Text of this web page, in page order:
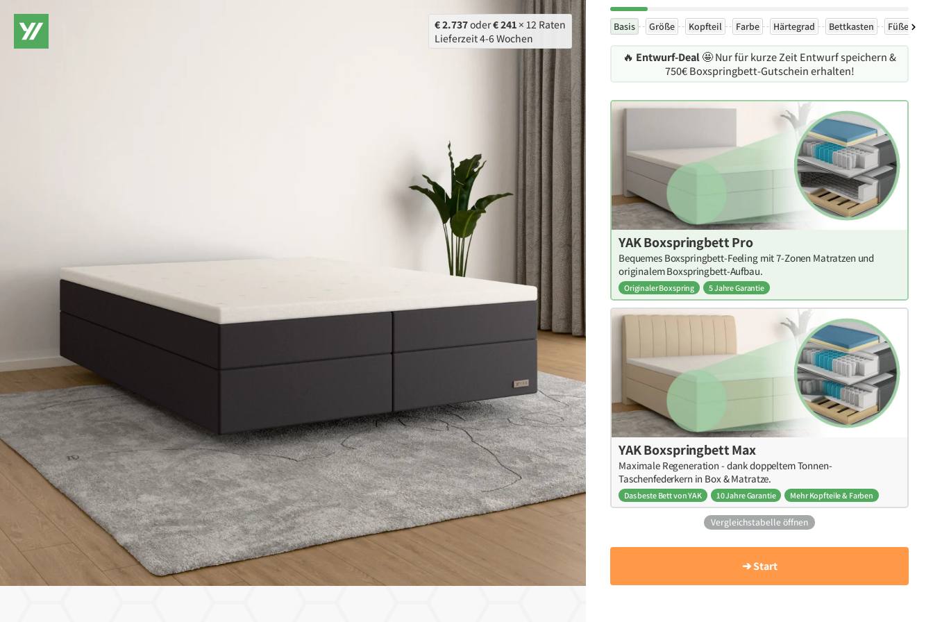
€ 2.737oder€ 241 × 12 Raten
Lieferzeit 4-6 Wochen
Basis Größe Kopfteil Farbe Härtegrad Bettkasten Füße
🔥 Entwurf-Deal🤩 Nur für kurze Zeit Entwurf speichern &
750€ Boxspringbett-Gutschein erhalten!
YAK Boxspringbett Pro
Bequemes Boxspringbett-Feeling mit 7-Zonen Matratzen und
originalem Boxspringbett-Aufbau.
Originaler Boxspring 5 Jahre Garantie
YAK Boxspringbett Max
Maximale Regeneration - dank doppeltem Tonnen-
Taschenfederkern in Box & Matratze.
Das beste Bett von YAK 10 Jahre Garantie Mehr Kopfteile & Farben
Vergleichstabelle öffnen
➔ Start